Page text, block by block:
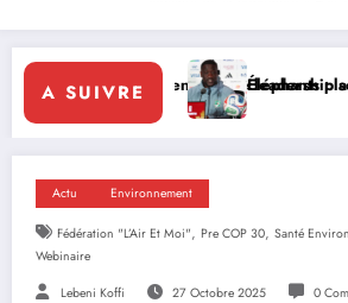
A SUIVRE
le leadership solidaire de la Côte
Éléphants : la FIF tourne la page
Actu Environnement
Fédération "L’Air Et Moi", Pre COP 30, Santé
Webinaire
Lebeni Koffi 27 Octobre 2025 0